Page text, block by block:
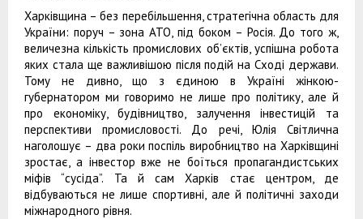
Харківщина – без перебільшення, стратегічна область для
України: поруч – зона АТО, під боком – Росія. До того ж,
величезна кількість промислових об’єктів, успішна робота
яких стала ще важливішою після подій на Сході держави.
Тому не дивно, що з єдиною в Україні жінкою-
губернатором ми говоримо не лише про політику, але й
про економіку, будівництво, залучення інвестицій та
перспективи промисловості. До речі, Юлія Світлична
наголошує – два роки поспіль виробництво на Харківщині
зростає, а інвестор вже не боїться пропагандистських
міфів “сусіда”. Та й сам Харків стає центром, де
відбуваються не лише спортивні, але й політичні заходи
міжнародного рівня.